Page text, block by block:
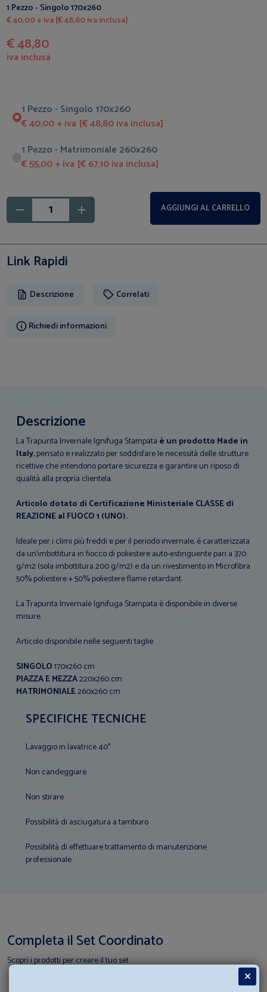
1 Pezzo - Singolo 170x260
€ 40,00 + iva [€ 48,80 iva inclusa]
€ 48,80
iva inclusa
1 Pezzo - Singolo 170x260
€ 40,00 + iva [€ 48,80 iva inclusa]
1 Pezzo - Matrimoniale 260x260
€ 55,00 + iva [€ 67,10 iva inclusa]
AGGIUNGI AL CARRELLO
Link Rapidi
Descrizione Correlati
Richiedi informazioni
Descrizione
La Trapunta Invernale Ignifuga Stampata è un prodotto Made in
Italy, pensato e realizzato per soddisfare le necessità delle strutture
ricettive che intendono portare sicurezza e garantire un riposo di
qualità alla propria clientela.
Articolo dotato di Certificazione Ministeriale CLASSE di
REAZIONE al FUOCO 1 (UNO).
Ideale per i climi più freddi e per il periodo invernale, è caratterizzata
da un'imbottitura in fiocco di poliestere auto-estinguente pari a 370
g/m2 (sola imbottitura 200 g/m2) e da un rivestimento in Microfibra
50% poliestere + 50% poliestere flame retardant.
La Trapunta Invernale Ignifuga Stampata è disponibile in diverse
misure.
Articolo disponibile nelle seguenti taglie:
SINGOLO170x260 cm
PIAZZA E MEZZA220x260 cm
MATRIMONIALE260x260 cm
SPECIFICHE TECNICHE
Lavaggio in lavatrice 40°
Non candeggiare
Non stirare
Possibilità di asciugatura a tamburo
Possibilità di effettuare trattamento di manutenzione
professionale
Completa il Set Coordinato
Scopri i prodotti per creare il tuo set